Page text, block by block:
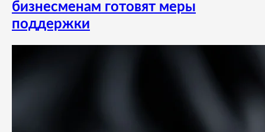
бизнесменам готовят меры
поддержки